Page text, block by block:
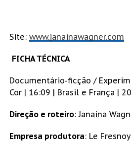
Site: www.janainawagner.com
FICHA TÉCNICA
Documentário-ficção /
Cor | 16:09 | Brasil e França |
Direção e roteiro: Janaina
Empresa produtora: Le